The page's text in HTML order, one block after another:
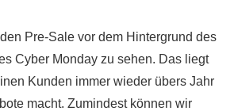
Pre-Sale vor dem Hintergrund des
Cyber Monday zu sehen. Das liegt
Kunden immer wieder übers Jahr
macht. Zumindest können wir